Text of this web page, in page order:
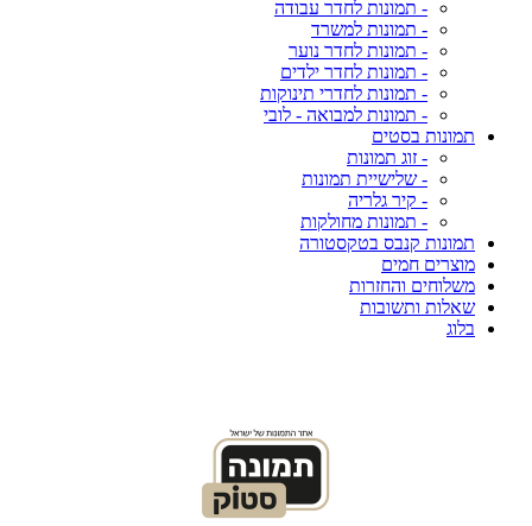
- תמונות לחדר עבודה
- תמונות למשרד
- תמונות לחדר נוער
- תמונות לחדר ילדים
- תמונות לחדרי תינוקות
- תמונות למבואה - לובי
תמונות בסטים
- זוג תמונות
- שלישיית תמונות
- קיר גלריה
- תמונות מחולקות
תמונות קנבס בטקסטורה
מוצרים חמים
משלוחים והחזרות
שאלות ותשובות
בלוג